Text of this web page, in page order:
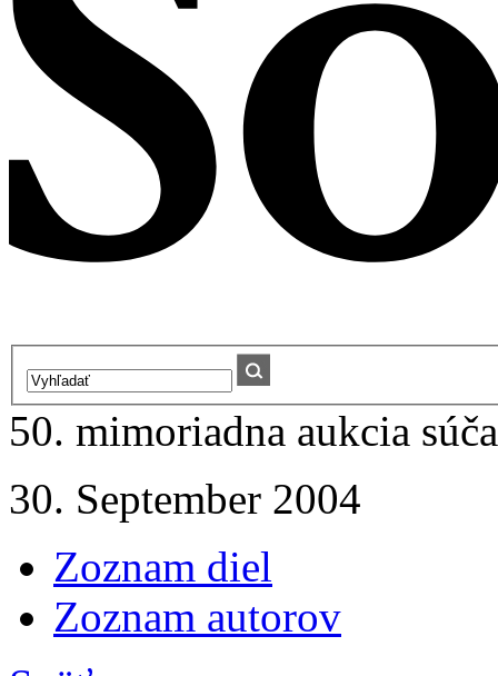
50. mimoriadna aukcia
30. September 2004
Zoznam diel
Zoznam autorov